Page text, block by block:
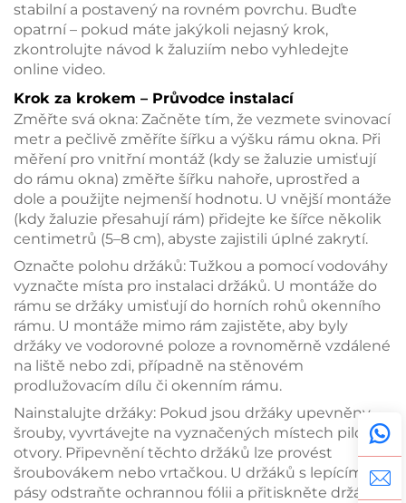
stabilní a postavený na rovném povrchu. Buďte
opatrní – pokud máte jakýkoli nejasný krok,
zkontrolujte návod k žaluziím nebo vyhledejte
online video.
Krok za krokem – Průvodce instalací
Změřte svá okna: Začněte tím, že vezmete svinovací
metr a pečlivě změříte šířku a výšku rámu okna. Při
měření pro vnitřní montáž (kdy se žaluzie umisťují
do rámu okna) změřte šířku nahoře, uprostřed a
dole a použijte nejmenší hodnotu. U vnější montáže
(kdy žaluzie přesahují rám) přidejte ke šířce několik
centimetrů (5–8 cm), abyste zajistili úplné zakrytí.
Označte polohu držáků: Tužkou a pomocí vodováhy
vyznačte místa pro instalaci držáků. U montáže do
rámu se držáky umisťují do horních rohů okenního
rámu. U montáže mimo rám zajistěte, aby byly
držáky ve vodorovné poloze a rovnoměrně vzdálené
na liště nebo zdi, případně na stěnovém
prodlužovacím dílu či okenním rámu.
Nainstalujte držáky: Pokud jsou držáky upevněny
šrouby, vyvrtávejte na vyznačených místech pilotní
otvory. Připevnění těchto držáků lze provést
šroubovákem nebo vrtačkou. U držáků s lepícími
pásy odstraňte ochrannou fólii a přitiskněte držáky